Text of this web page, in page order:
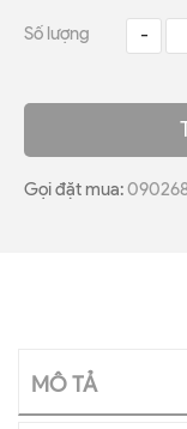
Số lượng -
Gọi đặt mua:
MÔ TẢ